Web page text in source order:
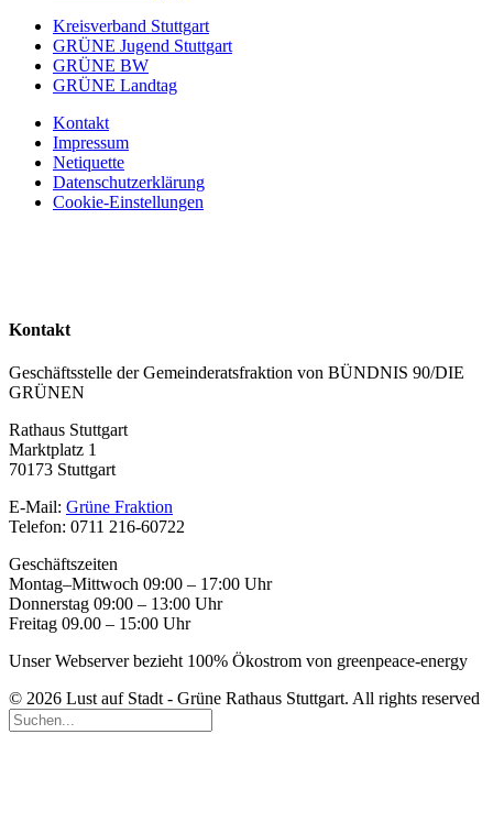
Kreisverband Stuttgart
GRÜNE Jugend Stuttgart
GRÜNE BW
GRÜNE Landtag
Kontakt
Impressum
Netiquette
Datenschutzerklärung
Cookie-Einstellungen
Kontakt
Geschäftsstelle der Gemeinderatsfraktion von BÜNDNIS 90/DIE
GRÜNEN
Rathaus Stuttgart
Marktplatz 1
70173 Stuttgart
E-Mail: Grüne Fraktion
Telefon: 0711 216-60722
Geschäftszeiten
Montag–Mittwoch 09:00 – 17:00 Uhr
Donnerstag 09:00 – 13:00 Uhr
Freitag 09.00 – 15:00 Uhr
Unser Webserver bezieht 100% Ökostrom von greenpeace-energy
© 2026 Lust auf Stadt - Grüne Rathaus Stuttgart. All rights reserved